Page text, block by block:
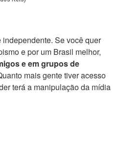
independente. Se você quer
e por um Brasil melhor,
e em grupos de
mais gente tiver acesso
terá a manipulação da mídia